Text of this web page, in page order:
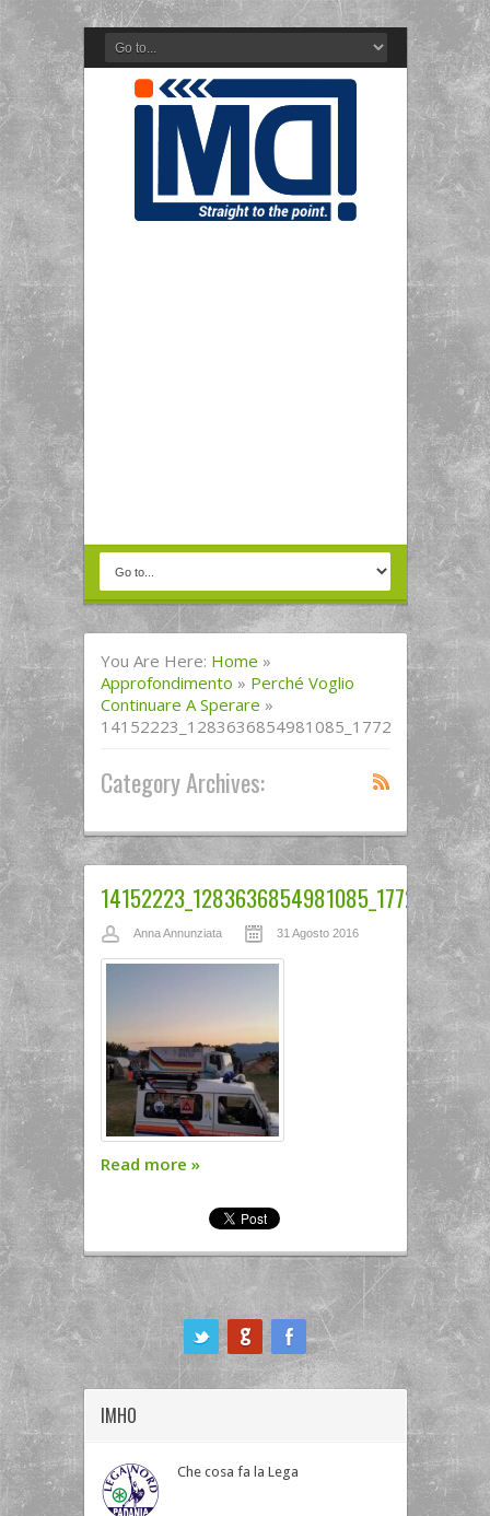
You Are Here: Home »
Approfondimento » Perché Voglio
Continuare A Sperare »
14152223_1283636854981085_1772369906_o
Category Archives:
Anna Annunziata 31 Agosto 2016
Read more »
IMHO
Che cosa fa la Lega